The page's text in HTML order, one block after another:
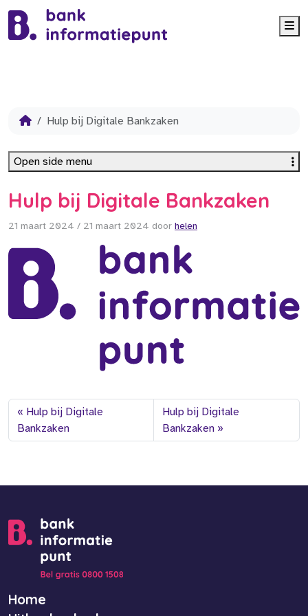
Hulp bij Digitale Bankzaken
Hulp bij Digitale Bankzaken
21 maart 2024 / 21 maart 2024 door helen
Hulp bij Digitale
Bankzaken
Hulp bij Digitale
Bankzaken
Open side menu
Home